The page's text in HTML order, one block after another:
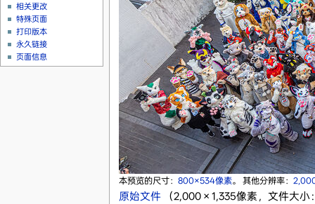
本预览的尺寸： 800×534像素。 其他分辨率：
原始文件‎ （2,000 × 1,335像素，文件大
相关更改
特殊页面
打印版本
永久链接
页面信息